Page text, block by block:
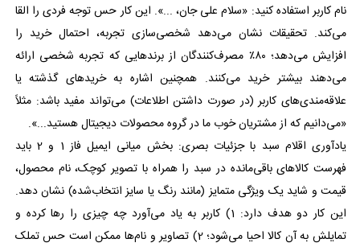
نام کاربر استفاده کنید: «سلام علی جان، ...». این کار حس توجه فردی را القا
می‌کند. تحقیقات نشان می‌دهد شخصی‌سازی تجربه، احتمال خرید را
افزایش می‌دهد؛ ۸۰٪ مصرف‌کنندگان از برندهایی که تجربه شخصی ارائه
می‌دهند بیشتر خرید می‌کنند. همچنین اشاره به خریدهای گذشته یا
علاقه‌مندی‌های کاربر (در صورت داشتن اطلاعات) می‌تواند مفید باشد: مثلاً
«می‌دانیم که از مشتریان خوب ما در گروه محصولات دیجیتال هستید...».
یادآوری اقلام سبد با جزئیات بصری: بخش میانی ایمیل فاز 1 و 2 باید
فهرست کالاهای باقی‌مانده در سبد را همراه با تصویر کوچک، نام محصول،
قیمت و شاید یک ویژگی متمایز (مانند رنگ یا سایز انتخاب‌شده) نشان دهد.
این کار دو هدف دارد: 1) کاربر به یاد می‌آورد چه چیزی را رها کرده و
تمایلش به آن کالا احیا می‌شود؛ 2) تصاویر و نام‌ها ممکن است حس تملک